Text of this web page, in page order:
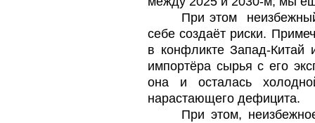
При этом
себе создаёт риски.
в конфликте Запад-
импортёра сырья с его
она и осталась
нарастающего дефицита.
При этом,